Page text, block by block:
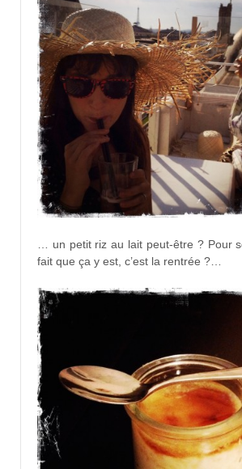
… un petit riz au lait peut-être ? Pour
fait que ça y est, c’est la rentrée ?…